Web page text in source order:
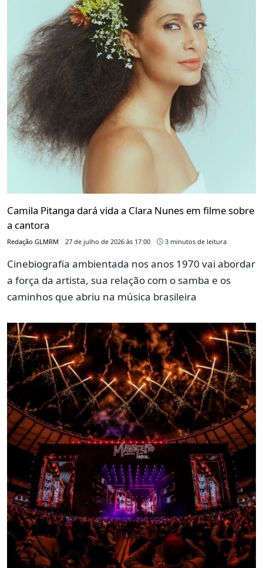
Camila Pitanga dará vida a Clara Nunes em filme sobre
a cantora
Redação GLMRM 27 de julho de 2026 às 17:00 3 minutos de leitura
Cinebiografia ambientada nos anos 1970 vai abordar
a força da artista, sua relação com o samba e os
caminhos que abriu na música brasileira